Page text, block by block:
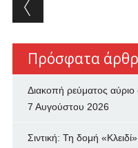
Πρόσφατα
Διακοπή ρεύματος αύριο
7 Αυγούστου 2026
Σιντική: Τη δομή